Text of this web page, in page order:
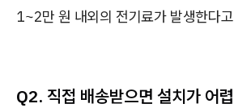
1~2만 원 내외의 전기료가 발생한다
Q2. 직접 배송받으면 설치가 어